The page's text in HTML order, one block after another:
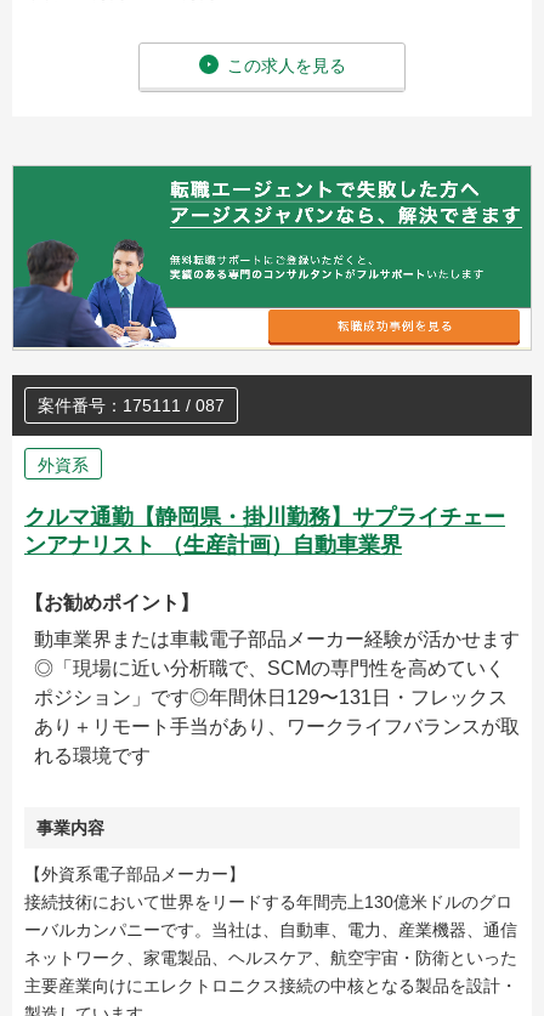
この求人を見る
案件番号：175111 / 087
外資系
クルマ通勤【静岡県・掛川勤務】サプライチェー
ンアナリスト （生産計画）自動車業界
【お勧めポイント】
動車業界または車載電子部品メーカー経験が活かせます
◎「現場に近い分析職で、SCMの専門性を高めていく
ポジション」です◎年間休日129〜131日・フレックス
あり＋リモート手当があり、ワークライフバランスが取
れる環境です
事業内容
【外資系電子部品メーカー】
接続技術において世界をリードする年間売上130億米ドルのグロ
ーバルカンパニーです。当社は、自動車、電力、産業機器、通信
ネットワーク、家電製品、ヘルスケア、航空宇宙・防衛といった
主要産業向けにエレクトロニクス接続の中核となる製品を設計・